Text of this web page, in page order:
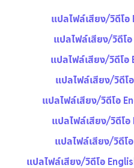
แปลไฟล์เสียง/วิดีโอ
แปลไฟล์เสียง/วิดีโ
แปลไฟล์เสียง/วิดีโอ
แปลไฟล์เสียง/วิดีโ
แปลไฟล์เสียง/วิดีโอ
แปลไฟล์เสียง/วิดีโอ
แปลไฟล์เสียง/วิดีโ
แปลไฟล์เสียง/วิดีโอ